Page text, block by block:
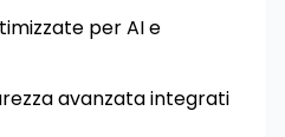
per AI e
avanzata integrati